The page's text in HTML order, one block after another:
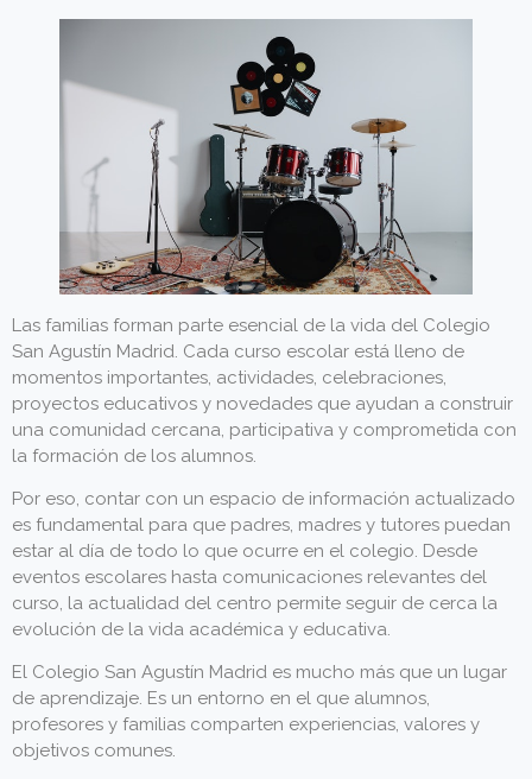
Las familias forman parte esencial de la vida del Colegio
San Agustín Madrid. Cada curso escolar está lleno de
momentos importantes, actividades, celebraciones,
proyectos educativos y novedades que ayudan a construir
una comunidad cercana, participativa y comprometida con
la formación de los alumnos.
Por eso, contar con un espacio de información actualizado
es fundamental para que padres, madres y tutores puedan
estar al día de todo lo que ocurre en el colegio. Desde
eventos escolares hasta comunicaciones relevantes del
curso, la actualidad del centro permite seguir de cerca la
evolución de la vida académica y educativa.
El Colegio San Agustín Madrid es mucho más que un lugar
de aprendizaje. Es un entorno en el que alumnos,
profesores y familias comparten experiencias, valores y
objetivos comunes.